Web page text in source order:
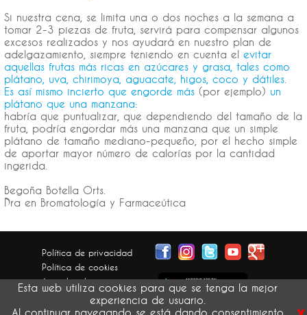
Esta web utiliza cookies para que se tenga la mejor
experiencia de usuario.
Al continuar navegando se está dando consentimiento
Si nuestra cena, se limita una o dos noches a la semana a
tomar 2-3 piezas de fruta, servirá para compensar algunos
excesos realizados y nos ayudará en nuestro plan de
adelgazamiento, siempre teniendo en cuenta el evitar
aquellas frutas más ricas en azúcares y grasa, tales como
plátano, uva, chirimoya, aguacate, higos, coco y dátiles.
Es así mismo incierto que engorde más (por ejemplo) un
plátano que una manzana:
habría que puntualizar, que dependiendo del tamaño de la
fruta, podría engordar más una manzana que un simple
plátano de tamaño mediano-pequeño, por el hecho simple
de aportar mayor número de calorías por la cantidad
ingerida.
Begoña Botella Orts.
Dra en Bromatología y Farmaceútica
Política de privacidad
Política de cookies
Aviso legal
Condiciones generales
Devolución pedidos